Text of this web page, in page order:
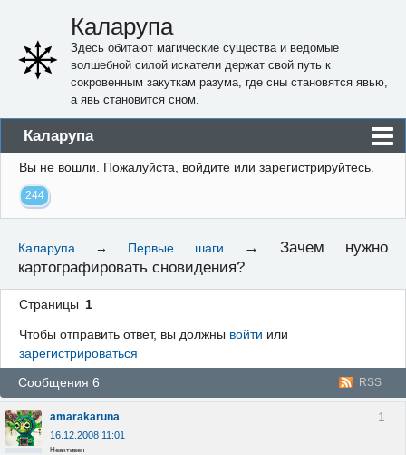
Каларупа
Здесь обитают магические существа и ведомые
волшебной силой искатели держат свой путь к
сокровенным закуткам разума, где сны становятся явью,
а явь становится сном.
Каларупа
Блог
Форум
Правила
Регистрация
Вход
Вы не вошли. Пожалуйста, войдите или зарегистрируйтесь.
244
Каларупа → Первые шаги → Зачем нужно
картографировать сновидения?
Страницы 1
Чтобы отправить ответ, вы должны войти или
зарегистрироваться
RSS
Сообщения 6
1
amarakaruna
16.12.2008 11:01
Неактивен